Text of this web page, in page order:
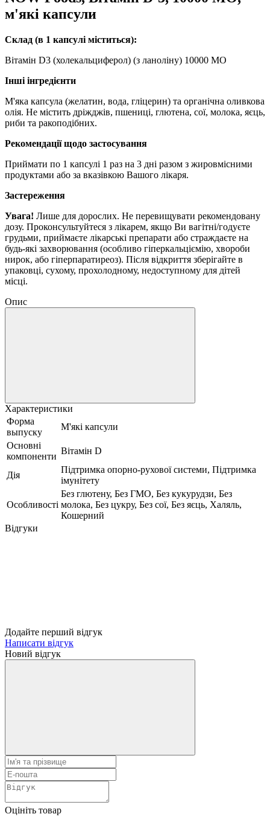
м'які капсули
Склад (в 1 капсулі міститься):
Вітамін D3 (холекальциферол) (з ланоліну) 10000 МО
Інші інгредієнти
М'яка капсула (желатин, вода, гліцерин) та органічна оливкова
олія. Не містить дріжджів, пшениці, глютена, сої, молока, яєць,
риби та ракоподібних.
Рекомендації щодо застосування
Приймати по 1 капсулі 1 раз на 3 дні разом з жировмісними
продуктами або за вказівкою Вашого лікаря.
Застереження
Увага! Лише для дорослих. Не перевищувати рекомендовану
дозу. Проконсультуйтеся з лікарем, якщо Ви вагітні/годуєте
грудьми, приймаєте лікарські препарати або страждаєте на
будь-які захворювання (особливо гіперкальціємію, хвороби
нирок, або гіперпаратиреоз). Після відкриття зберігайте в
упаковці, сухому, прохолодному, недоступному для дітей
місці.
Опис
Характеристики
Форма
выпуску
М'які капсули
Основні
компоненти
Вітамін D
Дія
Підтримка опорно-рухової системи, Підтримка
імунітету
Особливості
Без глютену, Без ГМО, Без кукурудзи, Без
молока, Без цукру, Без сої, Без яєць, Халяль,
Кошерний
Відгуки
Додайте перший відгук
Написати відгук
Новий відгук
Оцініть товар